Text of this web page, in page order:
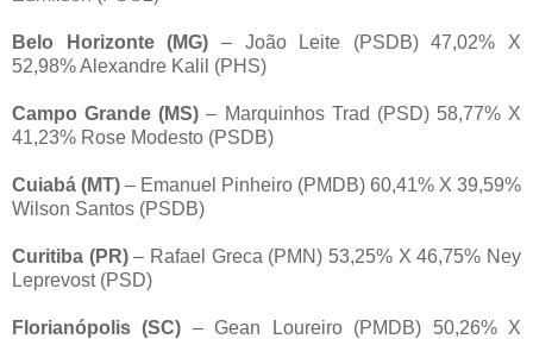
Belo Horizonte (MG) – João Leite (PSDB) 47,02% X
52,98% Alexandre Kalil (PHS)
Campo Grande (MS) – Marquinhos Trad (PSD) 58,77% X
41,23% Rose Modesto (PSDB)
Cuiabá (MT) – Emanuel Pinheiro (PMDB) 60,41% X 39,59%
Wilson Santos (PSDB)
Curitiba (PR)– Rafael Greca (PMN) 53,25% X 46,75% Ney
Leprevost (PSD)
Florianópolis (SC) – Gean Loureiro (PMDB) 50,26% X